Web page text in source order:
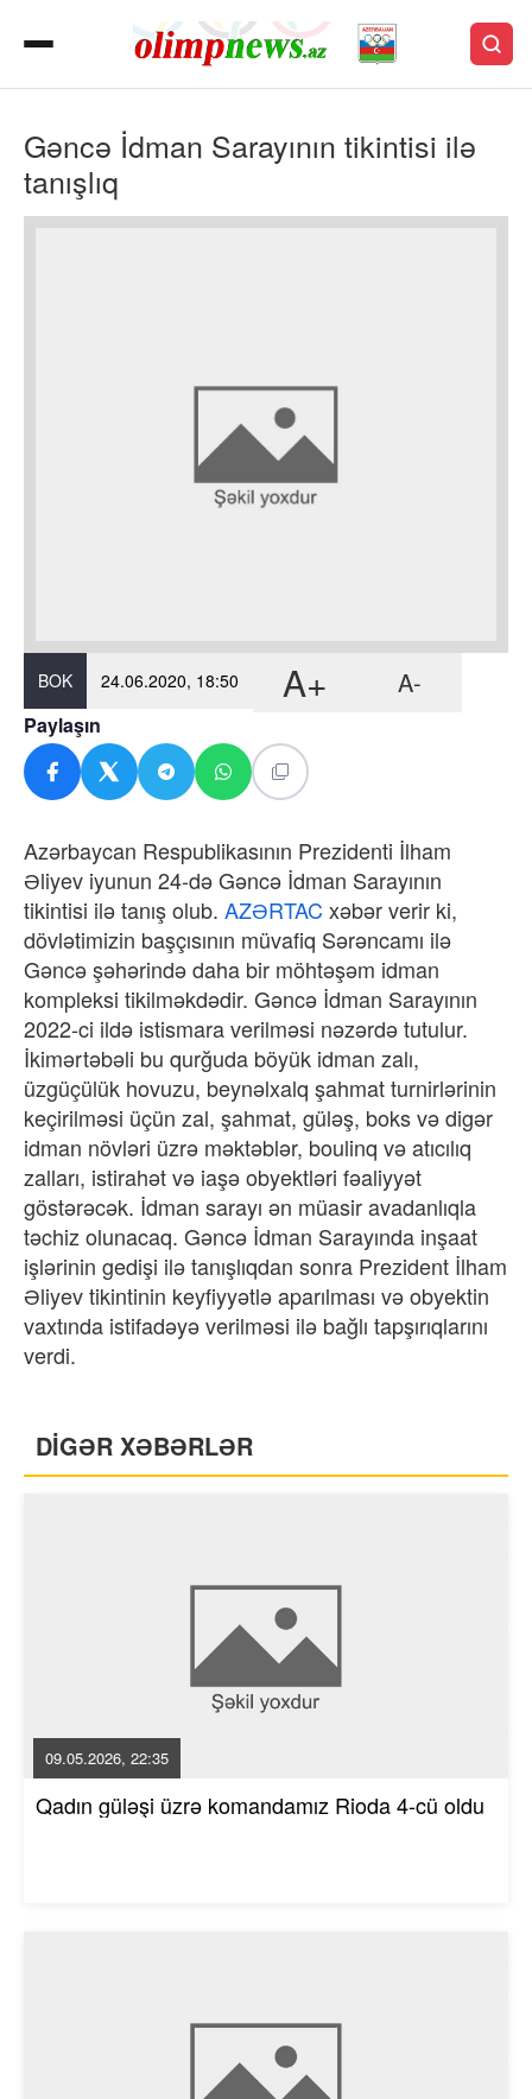
Gəncə İdman Sarayının tikintisi ilə
tanışlıq
BOK 24.06.2020, 18:50 A+ A-
Paylaşın
Azərbaycan Respublikasının Prezidenti İlham
Əliyev iyunun 24-də Gəncə İdman Sarayının
tikintisi ilə tanış olub. AZƏRTAC xəbər verir ki,
dövlətimizin başçısının müvafiq Sərəncamı ilə
Gəncə şəhərində daha bir möhtəşəm idman
kompleksi tikilməkdədir. Gəncə İdman Sarayının
2022-ci ildə istismara verilməsi nəzərdə tutulur.
İkimərtəbəli bu qurğuda böyük idman zalı,
üzgüçülük hovuzu, beynəlxalq şahmat turnirlərinin
keçirilməsi üçün zal, şahmat, güləş, boks və digər
idman növləri üzrə məktəblər, boulinq və atıcılıq
zalları, istirahət və iaşə obyektləri fəaliyyət
göstərəcək. İdman sarayı ən müasir avadanlıqla
təchiz olunacaq. Gəncə İdman Sarayında inşaat
işlərinin gedişi ilə tanışlıqdan sonra Prezident İlham
Əliyev tikintinin keyfiyyətlə aparılması və obyektin
vaxtında istifadəyə verilməsi ilə bağlı tapşırıqlarını
verdi.
DİGƏR XƏBƏRLƏR
09.05.2026, 22:35
Qadın güləşi üzrə komandamız Rioda 4-cü oldu